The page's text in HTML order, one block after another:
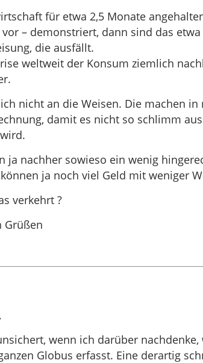
für etwa 2,5 Monate
– demonstriert, dann sind das etwa
die ausfällt.
weltweit der Konsum ziemlich
nicht an die Weisen. Die machen in
damit es nicht so schlimm
ja nachher sowieso ein wenig
ja noch viel Geld mit weniger
verkehrt ?
Grüßen
wenn ich darüber
Globus erfasst. Eine derartig